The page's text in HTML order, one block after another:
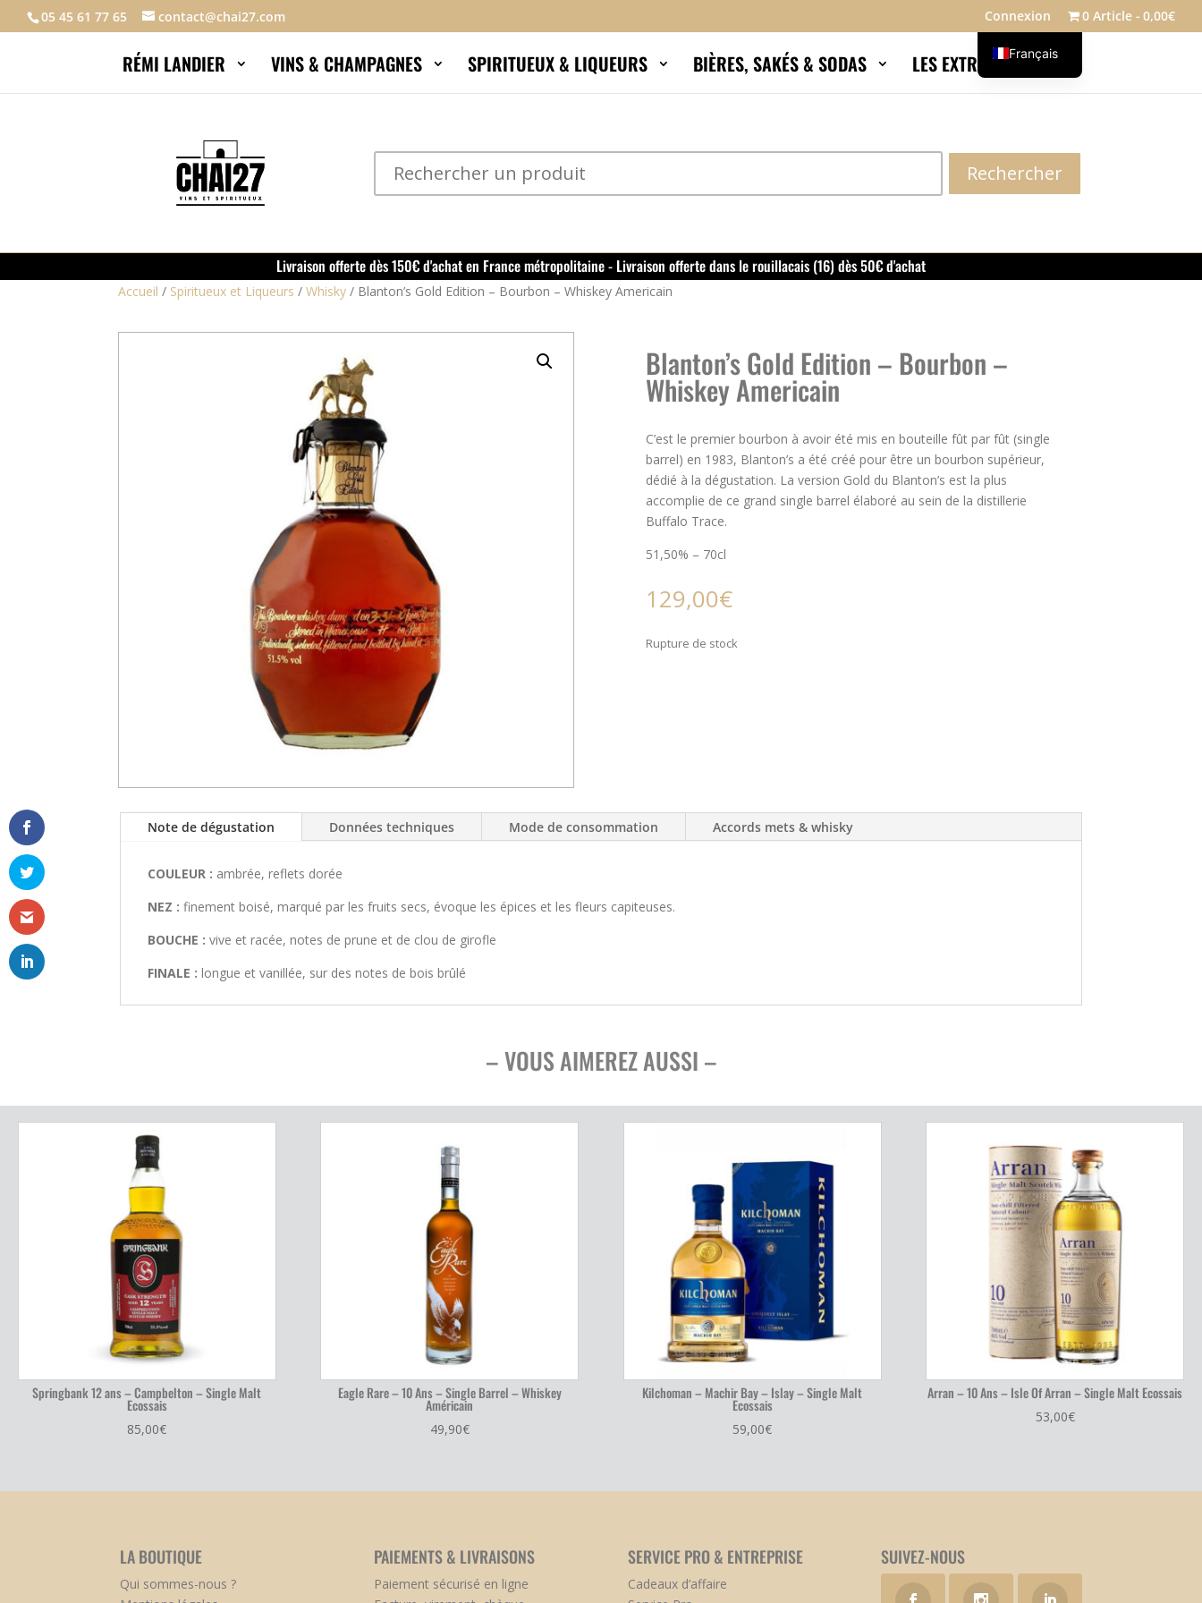
05 45 61 77 65 contact@chai27.com Connexion 0 Article 0,00€
RÉMI LANDIER VINS & CHAMPAGNES SPIRITUEUX & LIQUEURS BIÈRES, SAKÉS & SODAS LES EXTRAS Blog
Rechercher
Livraison offerte dès 150€ d'achat en France métropolitaine - Livraison offerte dans le rouillacais (16) dès 50€ d'achat
Accueil / Spiritueux et Liqueurs / Whisky / Blanton’s Gold Edition – Bourbon – Whiskey Americain
Blanton’s Gold Edition – Bourbon –
Whiskey Americain
C’est le premier bourbon à avoir été mis en bouteille fût par fût (single
barrel) en 1983, Blanton’s a été créé pour être un bourbon supérieur,
dédié à la dégustation. La version Gold du Blanton’s est la plus
accomplie de ce grand single barrel élaboré au sein de la distillerie
Buffalo Trace.
51,50% – 70cl
129,00€
Rupture de stock
Note de dégustation Données techniques Mode de consommation Accords mets & whisky
COULEUR : ambrée, reflets dorée
NEZ : finement boisé, marqué par les fruits secs, évoque les épices et les fleurs capiteuses.
BOUCHE : vive et racée, notes de prune et de clou de girofle
FINALE : longue et vanillée, sur des notes de bois brûlé
– VOUS AIMEREZ AUSSI –
Springbank 12 ans – Campbelton – Single Malt
Ecossais
85,00€
Eagle Rare – 10 Ans – Single Barrel – Whiskey
Américain
49,90€
Kilchoman – Machir Bay – Islay – Single Malt
Ecossais
59,00€
Arran – 10 Ans – Isle Of Arran – Single Malt Ecossais
53,00€
LA BOUTIQUE
Qui sommes-nous ?
PAIEMENTS & LIVRAISONS
Paiement sécurisé en ligne
SERVICE PRO & ENTREPRISE
Cadeaux d’affaire
SUIVEZ-NOUS
Français
English